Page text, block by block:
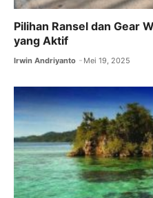
Pilihan Ransel dan Gear
yang Aktif
Irwin Andriyanto Mei 19, 2025